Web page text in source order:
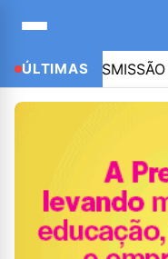
ÚLTIMAS AO